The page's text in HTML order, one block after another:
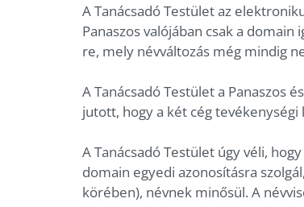
A Tanácsadó Testület az
Panaszos valójában csak a
re, mely névváltozás még mindig
A Tanácsadó Testület a Panaszos
jutott, hogy a két cég
A Tanácsadó Testület úgy véli,
domain egyedi azonosításra
körében), névnek minősül. A